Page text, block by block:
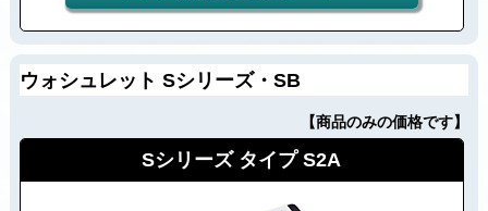
ウォシュレット Sシリーズ・SB
【商品のみの価格です】
Sシリーズ タイプ S2A